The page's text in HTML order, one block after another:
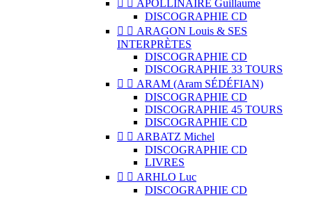
  APOLLINAIRE Guillaume
DISCOGRAPHIE CD
  ARAGON Louis & SES
INTERPRÈTES
DISCOGRAPHIE CD
DISCOGRAPHIE 33 TOURS
  ARAM (Aram SÉDÉFIAN)
DISCOGRAPHIE CD
DISCOGRAPHIE 45 TOURS
DISCOGRAPHIE CD
  ARBATZ Michel
DISCOGRAPHIE CD
LIVRES
  ARHLO Luc
DISCOGRAPHIE CD